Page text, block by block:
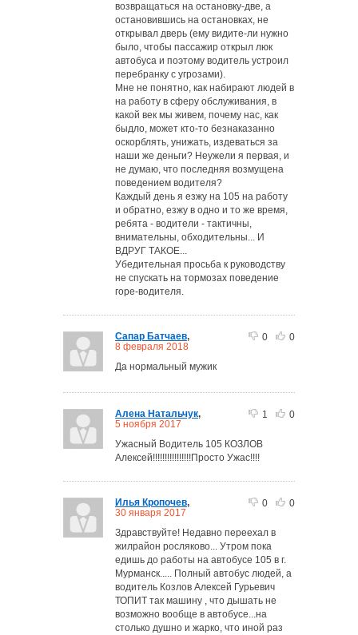
возвращаться на остановку-две, а
остановившись на остановках, не
открывал дверь (ему видите-ли нужно
было, чтобы пассажир открыл люк
автобуса и поэтому водитель устроил
перебранку с угрозами).
Мне не понятно, как набирают людей в
на работу в сферу обслуживания, в
какой век мы живем, почему нас, как
быдло, может кто-то безнаказанно
оскорблять, унижать, издеваться за
наши же деньги? Неужели я первая, и
не думаю, что последняя возмущена
поведением водителя?
Каждый день я езжу на 105 на работу
и обратно, езжу в одно и то же время,
ребята - водители - тактичны,
внимательны, обходительны... И
ВДРУГ ТАКОЕ...
Убедительная просьба к руководству
не спускать на тормозах поведение
горе-водителя.
0 0
Сапар Батчаев,
8 февраля 2018
Да нормальный мужик
1 0
Алена Натальчук,
5 ноября 2017
Ужасный Водитель 105 КОЗЛОВ
Алексей!!!!!!!!!!!!!!!!Просто Ужас!!!!
0 0
Илья Кропочев,
30 января 2017
Здравствуйте! Недавно переехал в
жилрайон росляково... Утром пока
едишь до работы на автобусе 105 в г.
Мурманск..... Полный автобус людей, а
водитель Козлов Алексей Гурьевич
ТОПИТ так машину , что дышать не
возможно вообще в автобусе...на
столько душно и жарко, что иной раз